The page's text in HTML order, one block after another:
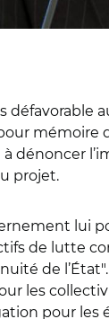
défavorable
dénoncer
projet.
lui
de lutte
de
les
pour